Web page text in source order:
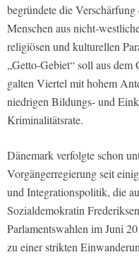
begründete die
Menschen aus nicht-
religiösen und kulturellen
„Getto-Gebiet“ soll aus dem
galten Viertel mit hohem
niedrigen Bildungs- und
Kriminalitätsrate.
Dänemark verfolgte schon
Vorgängerregierung seit
und Integrationspolitik, die
Sozialdemokratin
Parlamentswahlen im Juni
zu einer strikten